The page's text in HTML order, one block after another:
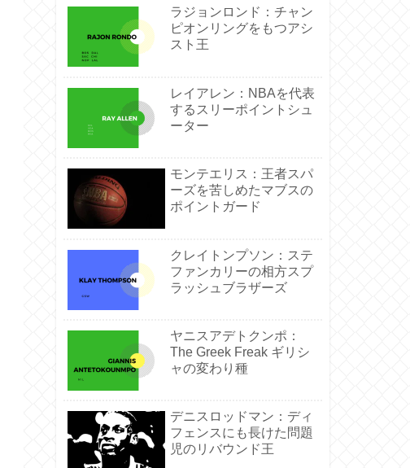
ラジョンロンド：チャン
ピオンリングをもつアシ
スト王
レイアレン：NBAを代表
するスリーポイントシュ
ーター
モンテエリス：王者スパ
ーズを苦しめたマブスの
ポイントガード
クレイトンプソン：ステ
ファンカリーの相方スプ
ラッシュブラザーズ
ヤニスアデトクンポ：
The Greek Freak ギリシ
ャの変わり種
デニスロッドマン：ディ
フェンスにも長けた問題
児のリバウンド王